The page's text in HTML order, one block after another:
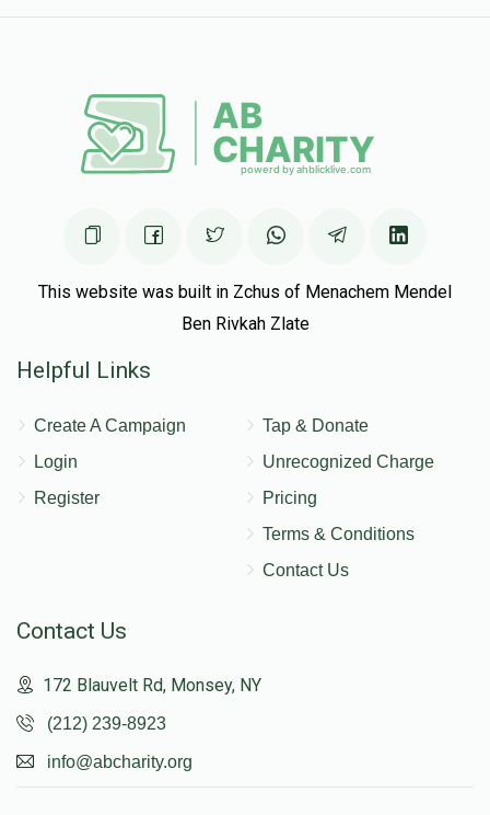
This website was built in Zchus of Menachem Mendel
Ben Rivkah Zlate
Helpful Links
Create A Campaign
Login
Register
Tap & Donate
Unrecognized Charge
Pricing
Terms & Conditions
Contact Us
Contact Us
172 Blauvelt Rd, Monsey, NY
(212) 239-8923
info@abcharity.org